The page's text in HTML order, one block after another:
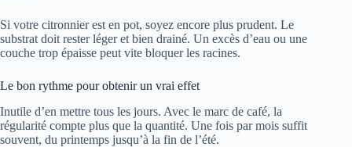
Si votre citronnier est en pot, soyez encore plus prudent. Le
substrat doit rester léger et bien drainé. Un excès d’eau ou une
couche trop épaisse peut vite bloquer les racines.
Le bon rythme pour obtenir un vrai effet
Inutile d’en mettre tous les jours. Avec le marc de café, la
régularité compte plus que la quantité. Une fois par mois suffit
souvent, du printemps jusqu’à la fin de l’été.